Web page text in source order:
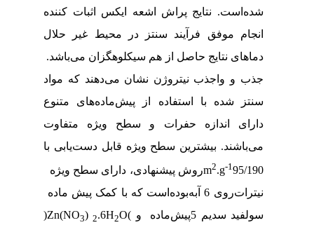
شده‌است. نتایج پراش اشعه ایکس اثبات کننده
انجام موفق فرآیند سنتز در محیط غیر حلال
سیکلوهگزان می‌باشد. نتایج حاصل از هم دماهای
جذب و واجذب نیتروژن نشان می‌دهند که مواد
سنتز ‌شده با استفاده از پیش‌ماده‌های متنوع
دارای اندازه حفرات و سطح ویژه متفاوت
می‌باشند. بیشترین سطح ویژه قابل دست‌یابی با
روش پیشنهادی، دارای سطح ویژهm2.g-195/190
بوده‌است که با کمک پیش ماده‌
نیترات‌روی 6 آبه
(Zn(NO3 )2.6H2O ) پیش‌ماده سولفید سدیم 5